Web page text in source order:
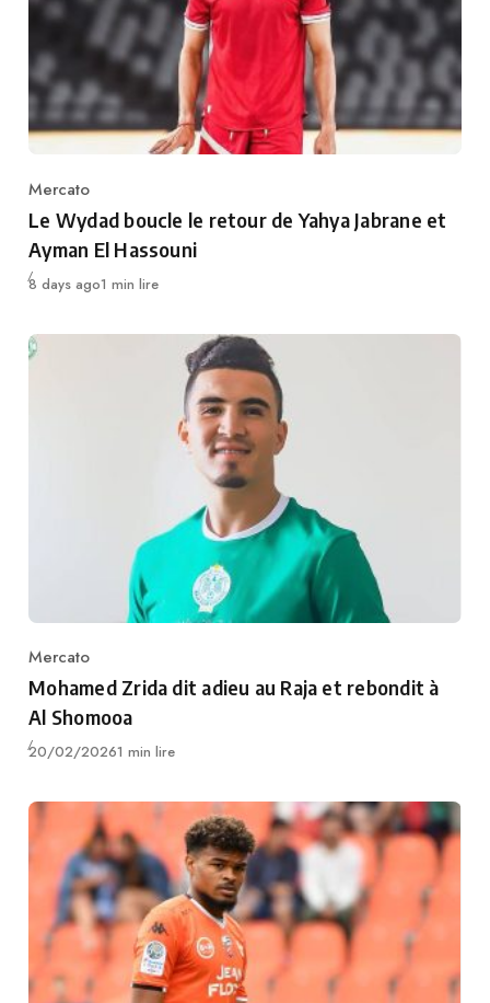
Category
Mercato
Le Wydad boucle le retour de Yahya Jabrane et
Ayman El Hassouni
Publié
8 days ago1 min lire
Category
Mercato
Mohamed Zrida dit adieu au Raja et rebondit à
Al Shomooa
Publié
20/02/20261 min lire